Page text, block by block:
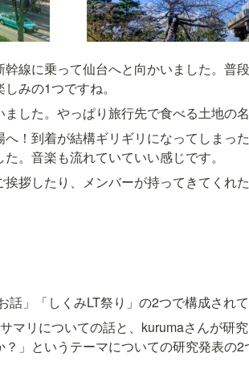
線に乗って仙台へと向かいました。普
みの1つですね。
した。やっぱり旅行先で食べる土地の名
！到着が結構ギリギリになってしまっ
。音楽も流れていていい感じです。
拶したり、メンバーが持ってきてくれた
」「しくみLT祭り」の2つで構成されて
マリについての話と、kurumaさんが研
」というテーマについての研究発表の